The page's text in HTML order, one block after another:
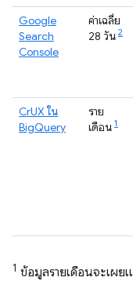
Google
Search
Console
ค่าเฉลี่ย
28 วัน 2
CrUX ใน
BigQuery
ราย
เดือน 1
1 ข้อมูลรายเดือนจะเผย